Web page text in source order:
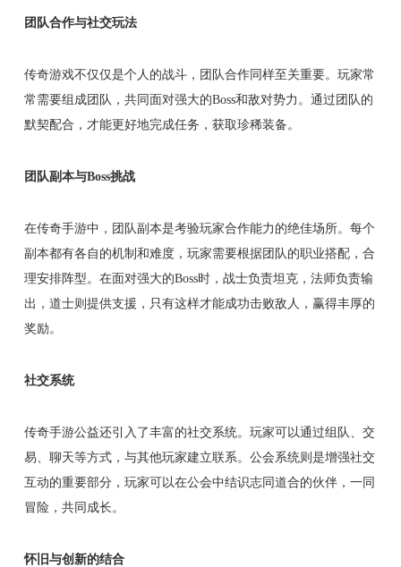
团队合作与社交玩法
传奇游戏不仅仅是个人的战斗，团队合作同样至关重要。玩家常
常需要组成团队，共同面对强大的Boss和敌对势力。通过团队的
默契配合，才能更好地完成任务，获取珍稀装备。
团队副本与Boss挑战
在传奇手游中，团队副本是考验玩家合作能力的绝佳场所。每个
副本都有各自的机制和难度，玩家需要根据团队的职业搭配，合
理安排阵型。在面对强大的Boss时，战士负责坦克，法师负责输
出，道士则提供支援，只有这样才能成功击败敌人，赢得丰厚的
奖励。
社交系统
传奇手游公益还引入了丰富的社交系统。玩家可以通过组队、交
易、聊天等方式，与其他玩家建立联系。公会系统则是增强社交
互动的重要部分，玩家可以在公会中结识志同道合的伙伴，一同
冒险，共同成长。
怀旧与创新的结合